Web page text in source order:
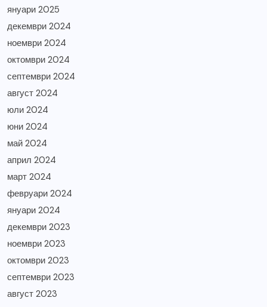
януари 2025
декември 2024
ноември 2024
октомври 2024
септември 2024
август 2024
юли 2024
юни 2024
май 2024
април 2024
март 2024
февруари 2024
януари 2024
декември 2023
ноември 2023
октомври 2023
септември 2023
август 2023